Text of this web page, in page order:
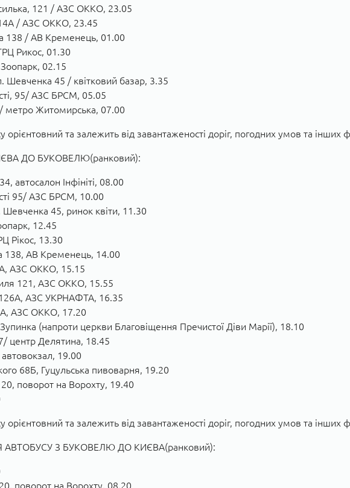
121 / АЗС ОККО, 23.05
14А / АЗС ОККО, 23.45
138 / АВ Кременець, 01.00
Рикос, 01.30
02.15
Шевченка 45 / квітковий базар, 3.35
95/ АЗС БРСМ, 05.05
метро Житомирська, 07.00
орієнтовний та залежить від завантаженості доріг, погодних умов та інших
ДО БУКОВЕЛЮ(ранковий):
автосалон Інфініті, 08.00
95/ АЗС БРСМ, 10.00
45, ринок квіти, 11.30
12.45
Рікос, 13.30
138, АВ Кременець, 14.00
АЗС ОККО, 15.15
121, АЗС ОККО, 15.55
126А, АЗС УКРНАФТА, 16.35
АЗС ОККО, 17.20
(напроти церкви Благовіщення Пречистої Діви Марії), 18.10
центр Делятина, 18.45
19.00
68Б, Гуцульська пивоварня, 19.20
поворот на Ворохту, 19.40
орієнтовний та залежить від завантаженості доріг, погодних умов та інших
З БУКОВЕЛЮ ДО КИЄВА(ранковий):
поворот на Ворохту, 08.20